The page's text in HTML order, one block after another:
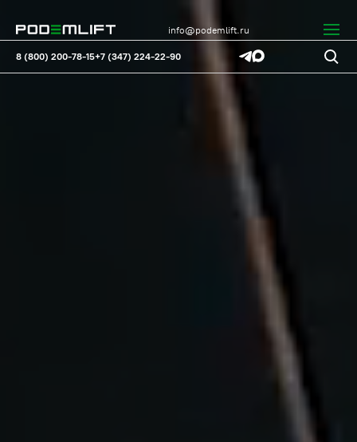
8 (800) 200-78-15+7 (347) 224-22-90
info@podemlift.ru